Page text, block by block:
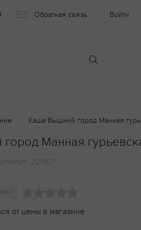
Обратная связь Войти
Каша Вышний город Манная
Манная
221901
от цены в магазине